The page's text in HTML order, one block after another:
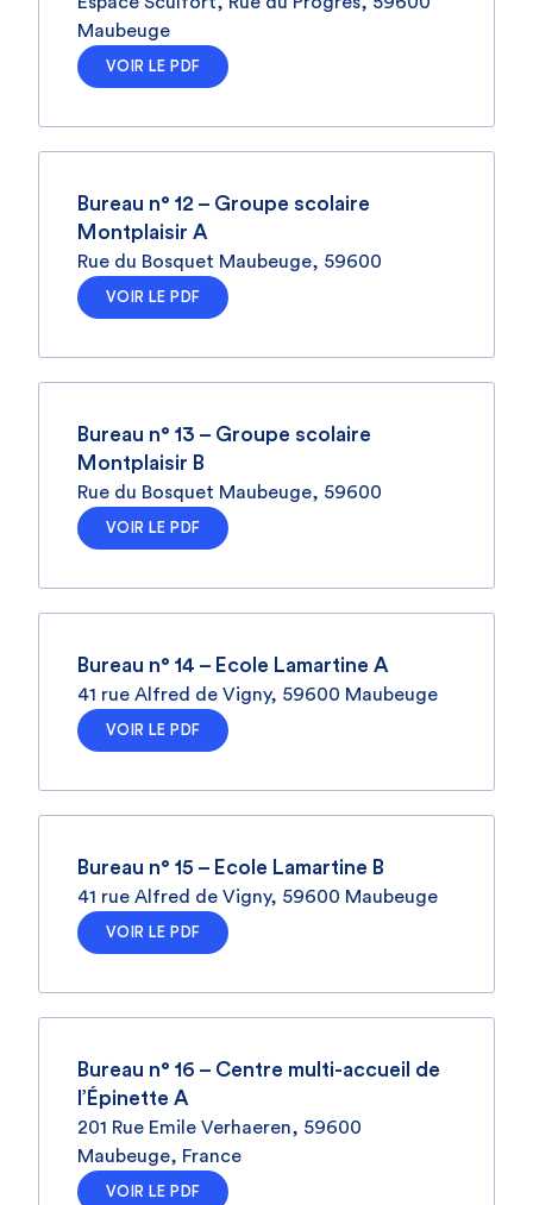
Maubeuge
VOIR LE PDF
Bureau n° 12 – Groupe scolaire
Montplaisir A
Rue du Bosquet Maubeuge, 59600
VOIR LE PDF
Bureau n° 13 – Groupe scolaire
Montplaisir B
Rue du Bosquet Maubeuge, 59600
VOIR LE PDF
Bureau n° 14 – Ecole Lamartine A
41 rue Alfred de Vigny, 59600 Maubeuge
VOIR LE PDF
Bureau n° 15 – Ecole Lamartine B
41 rue Alfred de Vigny, 59600 Maubeuge
VOIR LE PDF
Bureau n° 16 – Centre multi-accueil de
l’Épinette A
201 Rue Emile Verhaeren, 59600
Maubeuge, France
VOIR LE PDF